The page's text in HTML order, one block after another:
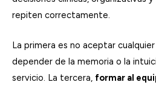
repiten correctamente.
La primera es no aceptar
depender de la memoria o la
servicio. La tercera, formar al